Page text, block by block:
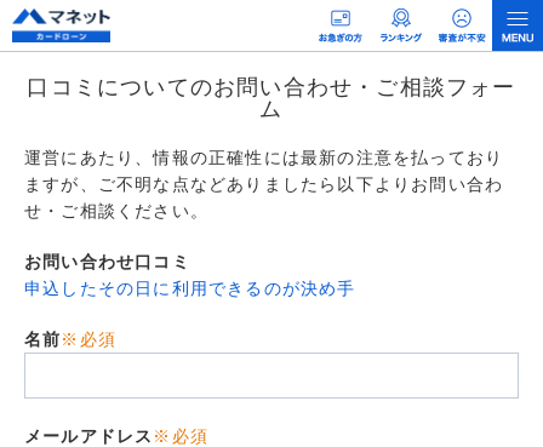
口コミについてのお問い合わせ・ご相談フォー
ム
運営にあたり、情報の正確性には最新の注意を払っており
ますが、ご不明な点などありましたら以下よりお問い合わ
せ・ご相談ください。
お問い合わせ口コミ
申込したその日に利用できるのが決め手
名前※必須
メールアドレス ※必須